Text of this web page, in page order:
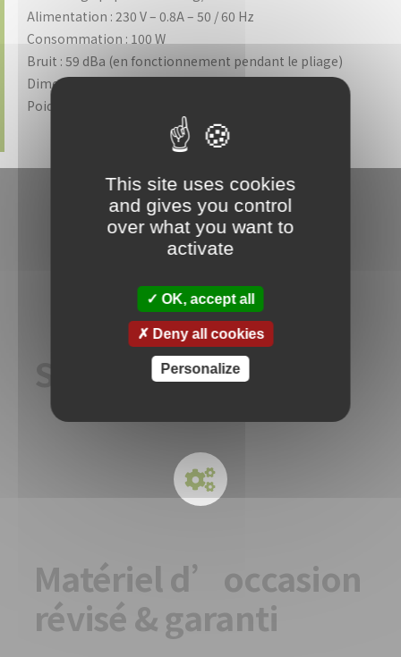
Alimentation : 230 V – 0.8A – 50 / 60 Hz
Consommation : 100 W
Bruit : 59 dBa (en fonctionnement pendant le pliage)
Dimensions : L 1140 x P 630 x H 970 mm
Poids : 78
SAV de qualité
Matériel d’occasion
révisé & garanti
This site uses cookies
and gives you control
over what you want to
activate
OK, accept all
Deny all cookies
Personalize